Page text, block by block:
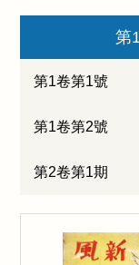
第
第1卷第1號
第1卷第2號
第2卷第1期